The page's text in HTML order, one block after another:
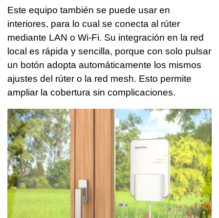
Este equipo también se puede usar en
interiores, para lo cual se conecta al rúter
mediante LAN o Wi-Fi. Su integración en la red
local es rápida y sencilla, porque con solo pulsar
un botón adopta automáticamente los mismos
ajustes del rúter o la red mesh. Esto permite
ampliar la cobertura sin complicaciones.